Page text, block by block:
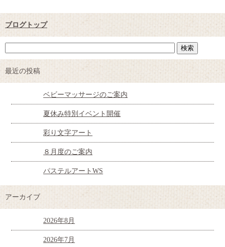
ブログトップ
最近の投稿
ベビーマッサージのご案内
夏休み特別イベント開催
彩り文字アート
８月度のご案内
パステルアートWS
アーカイブ
2026年8月
2026年7月